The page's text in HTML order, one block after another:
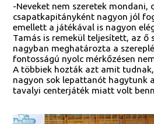
-Neveket nem szeretek mondani,
csapatkapitányként nagyon jól
emellett a játékával is nagyon
Tamás is remekül teljesített, az ő
nagyban meghatározta a
fontosságú nyolc mérkőzésen
A többiek hozták azt amit
nagyon sok lepattanót hagytunk
tavalyi centerjáték miatt volt